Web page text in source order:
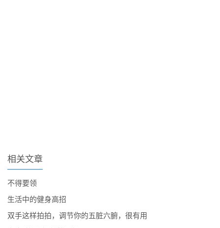
相关文章
不得要领
生活中的健身高招
双手这样拍拍，调节你的五脏六腑，很有用